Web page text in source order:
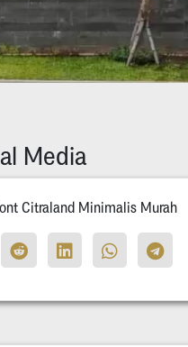
Media
Citraland Minimalis Murah